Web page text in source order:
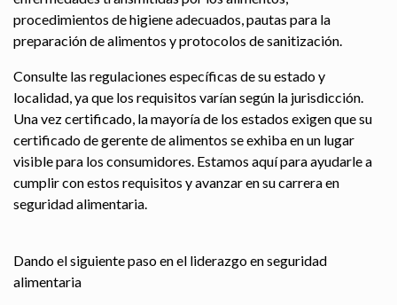
procedimientos de higiene adecuados, pautas para la
preparación de alimentos y protocolos de sanitización.
Consulte las regulaciones específicas de su estado y
localidad, ya que los requisitos varían según la jurisdicción.
Una vez certificado, la mayoría de los estados exigen que su
certificado de gerente de alimentos se exhiba en un lugar
visible para los consumidores. Estamos aquí para ayudarle a
cumplir con estos requisitos y avanzar en su carrera en
seguridad alimentaria.
Dando el siguiente paso en el liderazgo en seguridad
alimentaria